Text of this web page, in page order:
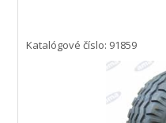
Katalógové číslo: 91859